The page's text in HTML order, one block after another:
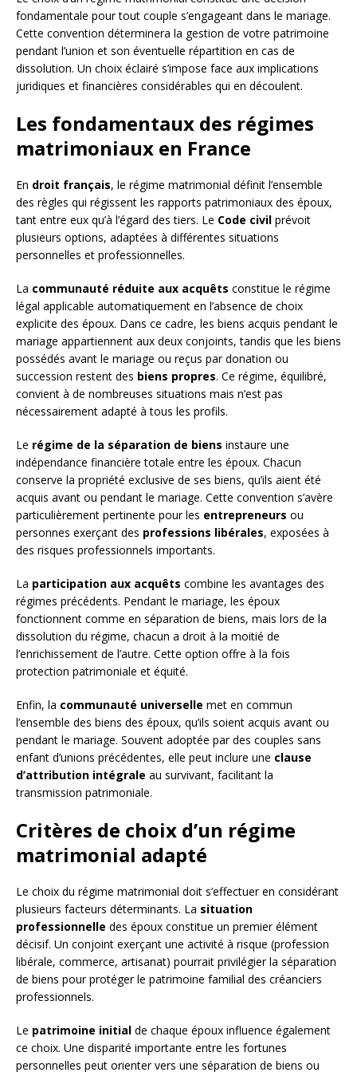
fondamentale pour tout couple s’engageant dans le mariage.
Cette convention déterminera la gestion de votre patrimoine
pendant l’union et son éventuelle répartition en cas de
dissolution. Un choix éclairé s’impose face aux implications
juridiques et financières considérables qui en découlent.
Les fondamentaux des régimes
matrimoniaux en France
En droit français, le régime matrimonial définit l’ensemble
des règles qui régissent les rapports patrimoniaux des époux,
tant entre eux qu’à l’égard des tiers. Le Code civil prévoit
plusieurs options, adaptées à différentes situations
personnelles et professionnelles.
La communauté réduite aux acquêts constitue le régime
légal applicable automatiquement en l’absence de choix
explicite des époux. Dans ce cadre, les biens acquis pendant le
mariage appartiennent aux deux conjoints, tandis que les biens
possédés avant le mariage ou reçus par donation ou
succession restent des biens propres. Ce régime, équilibré,
convient à de nombreuses situations mais n’est pas
nécessairement adapté à tous les profils.
Le régime de la séparation de biens instaure une
indépendance financière totale entre les époux. Chacun
conserve la propriété exclusive de ses biens, qu’ils aient été
acquis avant ou pendant le mariage. Cette convention s’avère
particulièrement pertinente pour les entrepreneurs ou
personnes exerçant des professions libérales, exposées à
des risques professionnels importants.
La participation aux acquêts combine les avantages des
régimes précédents. Pendant le mariage, les époux
fonctionnent comme en séparation de biens, mais lors de la
dissolution du régime, chacun a droit à la moitié de
l’enrichissement de l’autre. Cette option offre à la fois
protection patrimoniale et équité.
Enfin, la communauté universelle met en commun
l’ensemble des biens des époux, qu’ils soient acquis avant ou
pendant le mariage. Souvent adoptée par des couples sans
enfant d’unions précédentes, elle peut inclure une clause
d’attribution intégrale au survivant, facilitant la
transmission patrimoniale.
Critères de choix d’un régime
matrimonial adapté
Le choix du régime matrimonial doit s’effectuer en considérant
plusieurs facteurs déterminants. La situation
professionnelle des époux constitue un premier élément
décisif. Un conjoint exerçant une activité à risque (profession
libérale, commerce, artisanat) pourrait privilégier la séparation
de biens pour protéger le patrimoine familial des créanciers
professionnels.
Le patrimoine initial de chaque époux influence également
ce choix. Une disparité importante entre les fortunes
personnelles peut orienter vers une séparation de biens ou